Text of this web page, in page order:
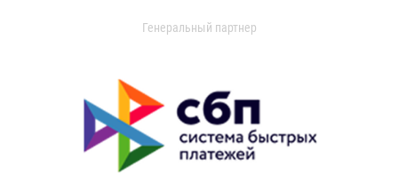
Генеральный партнер